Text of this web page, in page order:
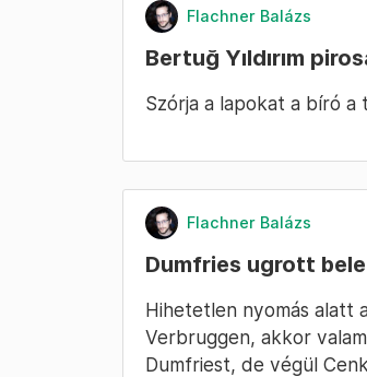
Flachner Balázs
Bertuğ Yıldırım
Szórja a lapokat a bíró a
Flachner Balázs
Dumfries ugrott
Hihetetlen nyomás alatt
Verbruggen, akkor
Dumfriest, de végül